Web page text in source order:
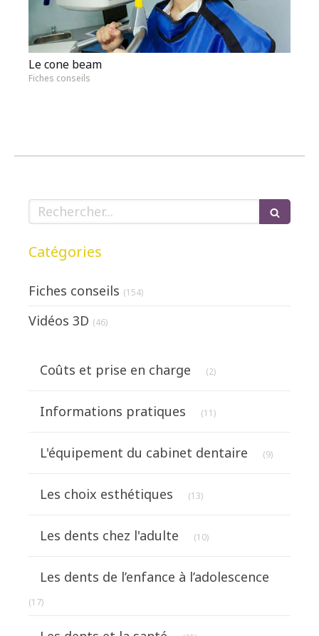
Le cone beam
Fiches conseils
Rechercher
Catégories
Fiches conseils (154)
Vidéos 3D (46)
Coûts et prise en charge (2)
Informations pratiques (11)
L'équipement du cabinet dentaire (9)
Les choix esthétiques (13)
Les dents chez l'adulte (10)
Les dents de l’enfance à l’adolescence
(17)